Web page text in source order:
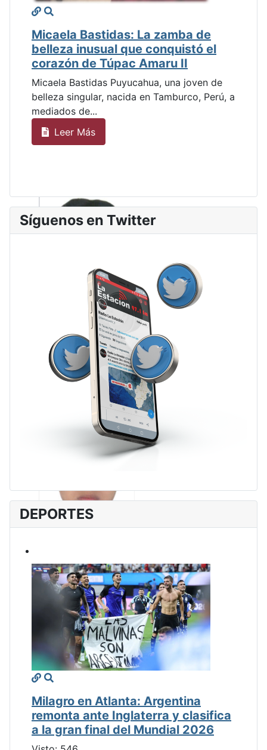
Micaela Bastidas: La zamba de
belleza inusual que conquistó el
corazón de Túpac Amaru II
Micaela Bastidas Puyucahua, una joven de
belleza singular, nacida en Tamburco, Perú, a
mediados de...
Leer Más
Síguenos en Twitter
DEPORTES
Milagro en Atlanta: Argentina
remonta ante Inglaterra y clasifica
a la gran final del Mundial 2026